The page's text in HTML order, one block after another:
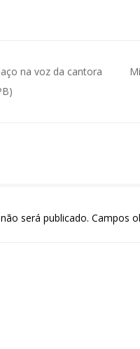
na voz da cantora
será publicado. Campos